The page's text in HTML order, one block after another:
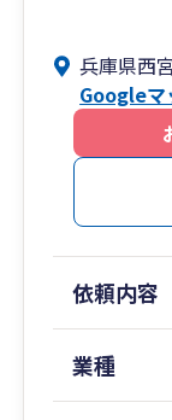
業務に従事
これまでに
100社以上
易業、IT、
ります。法
年次決算の
計画の作成
また、在職
を専門的に
の両面から
兵庫県西
Googleマ
依頼内容
業種